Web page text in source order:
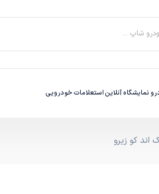
شاپ ...
نمایشگاه آنلایناستعلامات خودرویی
اند کو زیرو